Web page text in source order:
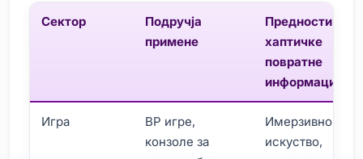
Сектор
Подручја
примене
Предности
хаптичке
повратне
информације
Игра
ВР игре,
конзоле за
Имерзивно
искуство,